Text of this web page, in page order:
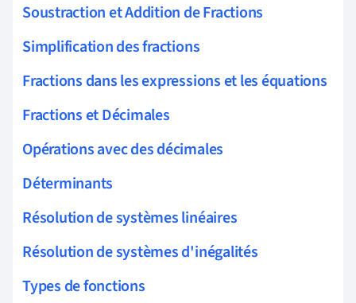
Soustraction et Addition de Fractions
Simplification des fractions
Fractions dans les expressions et les équations
Fractions et Décimales
Opérations avec des décimales
Déterminants
Résolution de systèmes linéaires
Résolution de systèmes d'inégalités
Types de fonctions